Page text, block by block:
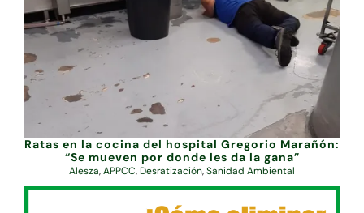
Ratas en la cocina del hospital Gregorio Marañón:
“Se mueven por donde les da la gana”
Alesza,APPCC,Desratización,Sanidad Ambiental